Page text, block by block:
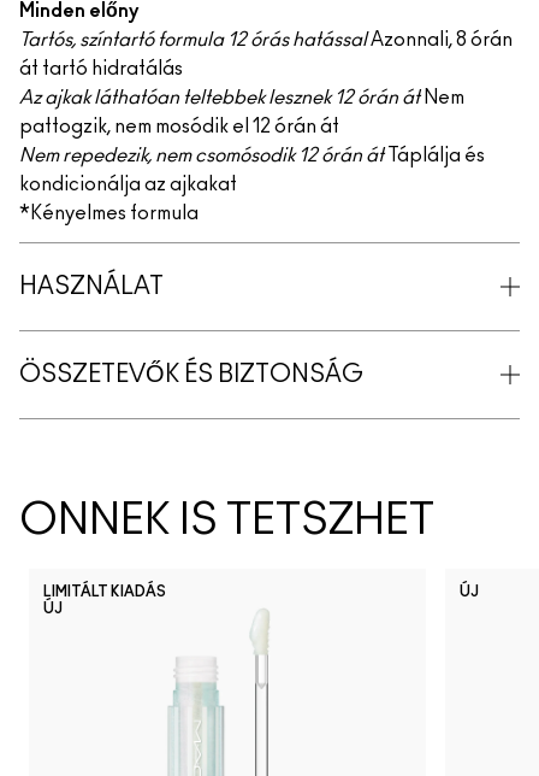
Minden előny
Tartós, színtartó formula 12 órás hatássalAzonnali, 8 órán
át tartó hidratálás
Az ajkak láthatóan teltebbek lesznek 12 órán át Nem
pattogzik, nem mosódik el 12 órán át
Nem repedezik, nem csomósodik 12 órán át Táplálja és
kondicionálja az ajkakat
*Kényelmes formula
HASZNÁLAT
ÖSSZETEVŐK ÉS BIZTONSÁG
ÖNNEK IS TETSZHET
LIMITÁLT KIADÁS
ÚJ
ÚJ